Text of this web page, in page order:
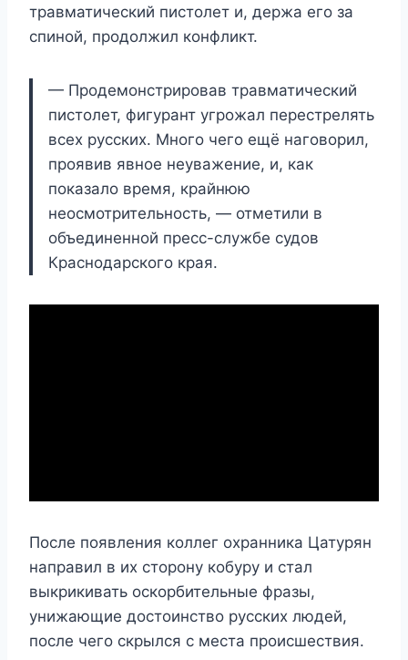
травматический пистолет и, держа его за
спиной, продолжил конфликт.
— Продемонстрировав травматический
пистолет, фигурант угрожал перестрелять
всех русских. Много чего ещё наговорил,
проявив явное неуважение, и, как
показало время, крайнюю
неосмотрительность, — отметили в
объединенной пресс-службе судов
Краснодарского края.
После появления коллег охранника Цатурян
направил в их сторону кобуру и стал
выкрикивать оскорбительные фразы,
унижающие достоинство русских людей,
после чего скрылся с места происшествия.